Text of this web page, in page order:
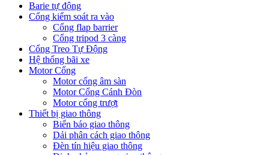
Barie tự động
Cổng kiểm soát ra vào
Cổng flap barrier
Cổng tripod 3 càng
Cổng Treo Tự Động
Hệ thống bãi xe
Motor Cổng
Motor cổng âm sàn
Motor Cổng Cánh Đòn
Motor cổng trượt
Thiết bị giao thông
Biển báo giao thông
Dải phân cách giao thông
Đèn tín hiệu giao thông